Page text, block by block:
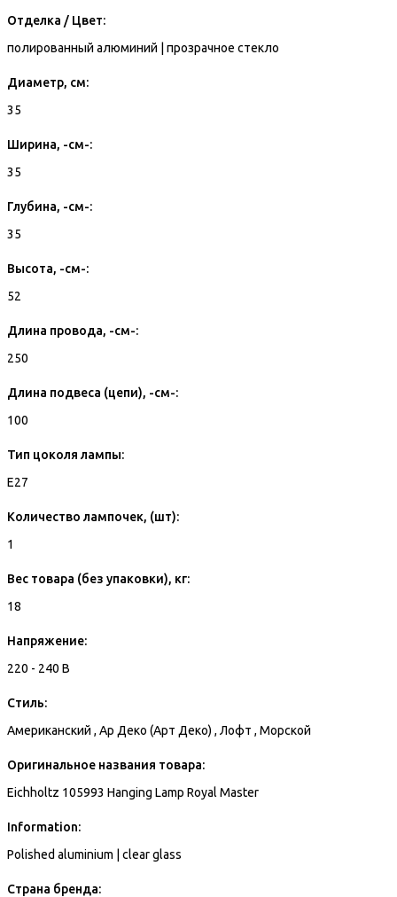
Отделка / Цвет:
полированный алюминий | прозрачное стекло
Диаметр, см:
35
Ширина, -см-:
35
Глубина, -см-:
35
Высота, -см-:
52
Длина провода, -см-:
250
Длина подвеса (цепи), -см-:
100
Тип цоколя лампы:
E27
Количество лампочек, (шт):
1
Вес товара (без упаковки), кг:
18
Напряжение:
220 - 240 В
Стиль:
Американский , Ар Деко (Арт Деко) , Лофт , Морской
Оригинальное названия товара:
Eichholtz 105993 Hanging Lamp Royal Master
Information:
Polished aluminium | clear glass
Страна бренда: